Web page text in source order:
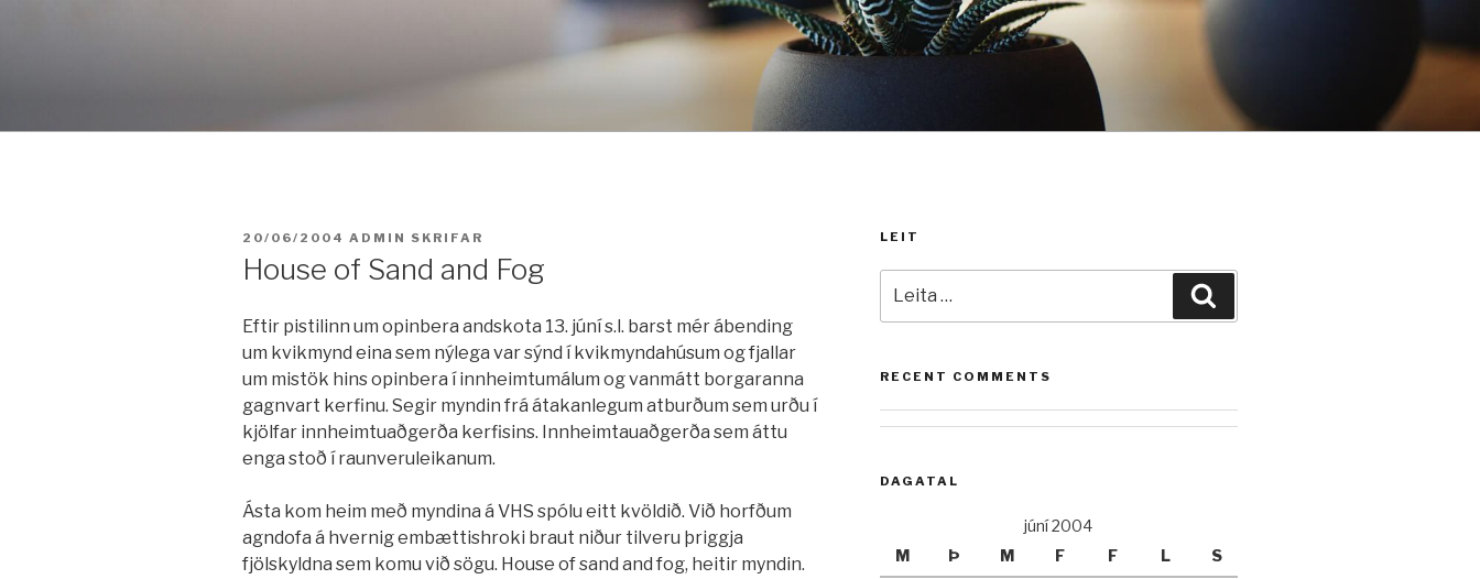
BIRT:
20/06/2004 ADMIN SKRIFAR
House of Sand and Fog
Eftir pistilinn um opinbera andskota 13. júní s.l. barst mér ábending
um kvikmynd eina sem nýlega var sýnd í kvikmyndahúsum og fjallar
um mistök hins opinbera í innheimtumálum og vanmátt borgaranna
gagnvart kerfinu. Segir myndin frá átakanlegum atburðum sem urðu í
kjölfar innheimtuaðgerða kerfisins. Innheimtauaðgerða sem áttu
enga stoð í raunveruleikanum.
Ásta kom heim með myndina á VHS spólu eitt kvöldið. Við horfðum
agndofa á hvernig embættishroki braut niður tilveru þriggja
fjölskyldna sem komu við sögu. House of sand and fog, heitir myndin.
LEIT
að:
RECENT COMMENTS
DAGATAL
júní 2004
M
Þ M F F L S